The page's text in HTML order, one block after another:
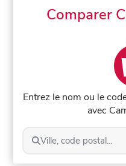
Comparer
Entrez le nom ou le
avec
Ville, code postal...